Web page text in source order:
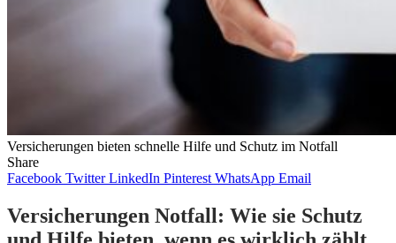
Versicherungen bieten schnelle Hilfe und Schutz im Notfall
Share
Facebook Twitter LinkedIn Pinterest WhatsApp Email
Versicherungen Notfall: Wie sie Schutz